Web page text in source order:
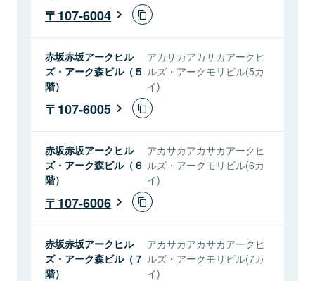
107-6004
赤坂赤坂アークヒル
ズ・アーク森ビル（５
階）
アカサカアカサカアークヒ
ルズ・アークモリビル(5カ
イ)
107-6005
赤坂赤坂アークヒル
ズ・アーク森ビル（６
階）
アカサカアカサカアークヒ
ルズ・アークモリビル(6カ
イ)
107-6006
赤坂赤坂アークヒル
ズ・アーク森ビル（７
階）
アカサカアカサカアークヒ
ルズ・アークモリビル(7カ
イ)